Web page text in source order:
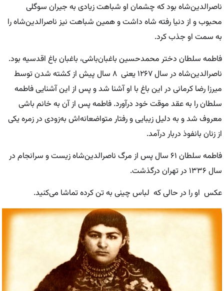
ناصرالدین‌شاه بود که چشمان او شباهت زیادی به جیران سوگلی
محبوب و از دنیا رفته شاه داشت و همین شباهت نیز ناصرالدین‌شاه را
به سمت او جذب کرد.
فاطمه سلطان دختر محمدحسین باغبان‌باشی، باغبان باغ اقدسیه بود.
ناصرالدین‌شاه در سال ۱۲۶۷ یعنی ۸ سال پیش از کشته شدن توسط
میرزا رضا کرمانی در این باغ با او آشنا شد و پس از این آشنایی فاطمه
سلطان را به عقد موقت خود درآورد. فاطمه پس از آن به خانم باشی
معروف شد و به دلیل زیبایی و رفتار متواضعانه‌اش به‌زودی در زمره یکی
از زنان بانفوذ دربار درآمد.
فاطمه سلطان ۶۱ سال پس از مرگ ناصرالدین‌شاه زیست و سرانجام در
سال ۱۳۳۶ در تهران درگذشت.
عکس او را در حالی که لباس چینی به تن کرده تماشا می‌کنید.